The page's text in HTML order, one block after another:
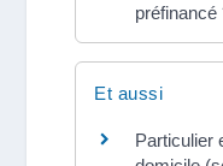
préfinancé
Et aussi
Particulier